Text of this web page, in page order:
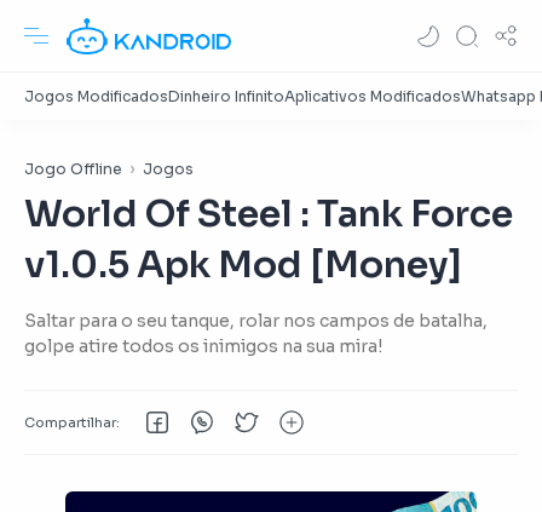
Jogo Offline Jogos
World Of Steel : Tank Force
v1.0.5 Apk Mod [Money]
Saltar para o seu tanque, rolar nos campos de batalha,
golpe atire todos os inimigos na sua mira!